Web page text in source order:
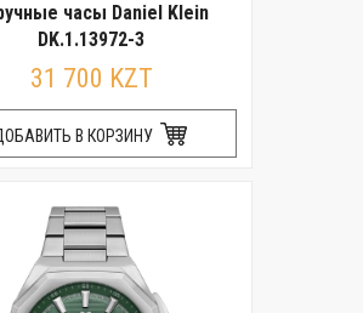
часы Daniel Klein
DK.1.13972-3
31 700 KZT
В КОРЗИНУ